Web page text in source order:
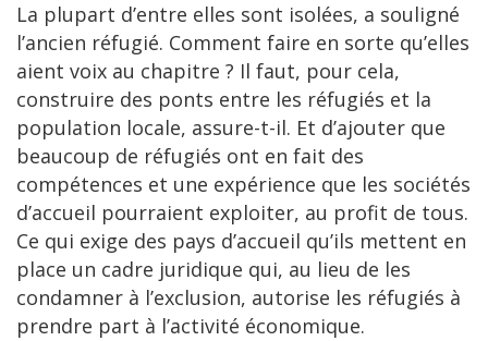
La plupart d’entre elles sont isolées, a souligné
l’ancien réfugié. Comment faire en sorte qu’elles
aient voix au chapitre ? Il faut, pour cela,
construire des ponts entre les réfugiés et la
population locale, assure-t-il. Et d’ajouter que
beaucoup de réfugiés ont en fait des
compétences et une expérience que les sociétés
d’accueil pourraient exploiter, au profit de tous.
Ce qui exige des pays d’accueil qu’ils mettent en
place un cadre juridique qui, au lieu de les
condamner à l’exclusion, autorise les réfugiés à
prendre part à l’activité économique.